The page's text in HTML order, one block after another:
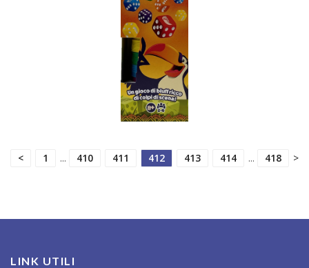
< 1 ... 410 411 412 413 414 ... 418 >
LINK UTILI